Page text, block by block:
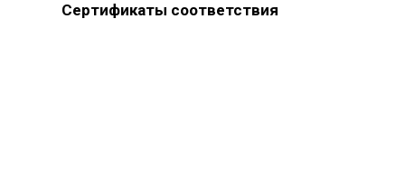
Сертификаты соответствия